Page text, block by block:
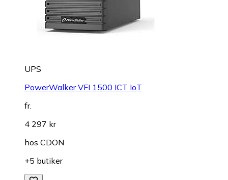
UPS
PowerWalker VFI 1500 ICT IoT
fr.
4 297 kr
hos CDON
+5 butiker